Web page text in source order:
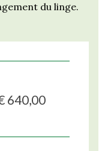
du linge.
640,00